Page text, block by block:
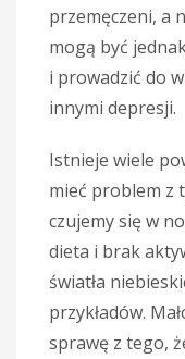
przemęczeni, a
mogą być
i prowadzić do
innymi depresji.
Istnieje wiele
mieć problem z
czujemy się w
dieta i brak
światła
przykładów.
sprawę z tego,